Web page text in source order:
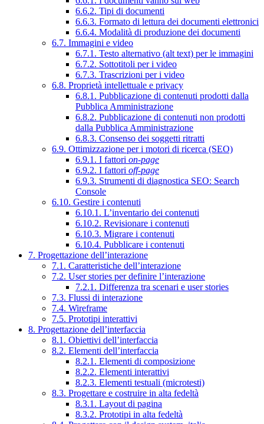
6.6.2. Tipi di documenti
6.6.3. Formato di lettura dei documenti elettronici
6.6.4. Modalità di produzione dei documenti
6.7. Immagini e video
6.7.1. Testo alternativo (alt text) per le immagini
6.7.2. Sottotitoli per i video
6.7.3. Trascrizioni per i video
6.8. Proprietà intellettuale e privacy
6.8.1. Pubblicazione di contenuti prodotti dalla
Pubblica Amministrazione
6.8.2. Pubblicazione di contenuti non prodotti
dalla Pubblica Amministrazione
6.8.3. Consenso dei soggetti ritratti
6.9. Ottimizzazione per i motori di ricerca (SEO)
6.9.1. I fattori on-page
6.9.2. I fattori off-page
6.9.3. Strumenti di diagnostica SEO: Search
Console
6.10. Gestire i contenuti
6.10.1. L’inventario dei contenuti
6.10.2. Revisionare i contenuti
6.10.3. Migrare i contenuti
6.10.4. Pubblicare i contenuti
7. Progettazione dell’interazione
7.1. Caratteristiche dell’interazione
7.2. User stories per definire l’interazione
7.2.1. Differenza tra scenari e user stories
7.3. Flussi di interazione
7.4. Wireframe
7.5. Prototipi interattivi
8. Progettazione dell’interfaccia
8.1. Obiettivi dell’interfaccia
8.2. Elementi dell’interfaccia
8.2.1. Elementi di composizione
8.2.2. Elementi interattivi
8.2.3. Elementi testuali (microtesti)
8.3. Progettare e costruire in alta fedeltà
8.3.1. Layout di pagina
8.3.2. Prototipi in alta fedeltà